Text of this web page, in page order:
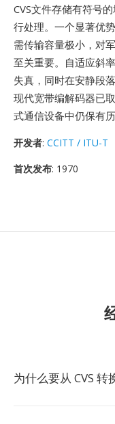
CVS文件存储有符号
行处理。一个显著优
需传输容量极小，对
至关重要。自适应斜
失真，同时在安静段
现代宽带编解码器已
式通信设备中仍保有
开发者: CCITT / ITU-T
首次发布: 1970
为什么要从 CVS 转